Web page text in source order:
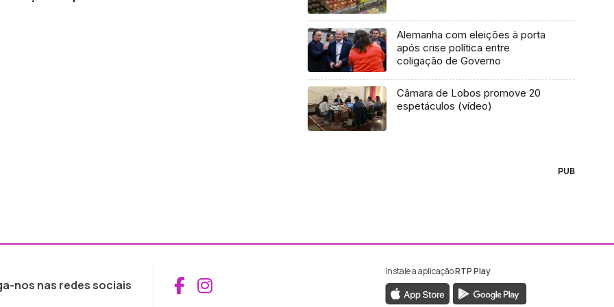
Alemanha com eleições à porta
após crise política entre
coligação de Governo
Câmara de Lobos promove 20
espetáculos (vídeo)
PUB
nos nas redes sociais Aceder ao Facebook da RTP Madeira
Aceder ao Instagram da RTP Madeira
Instale a aplicaçãoRTP Play